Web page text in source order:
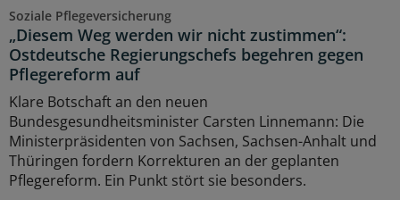
Soziale Pflegeversicherung
„Diesem Weg werden wir nicht zustimmen“:
Ostdeutsche Regierungschefs begehren gegen
Pflegereform auf
Klare Botschaft an den neuen
Bundesgesundheitsminister Carsten Linnemann: Die
Ministerpräsidenten von Sachsen, Sachsen-Anhalt und
Thüringen fordern Korrekturen an der geplanten
Pflegereform. Ein Punkt stört sie besonders.